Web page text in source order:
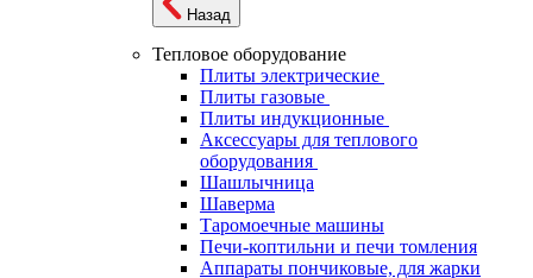
Назад
Тепловое оборудование
Плиты электрические
Плиты газовые
Плиты индукционные
Аксессуары для теплового
оборудования
Шашлычница
Шаверма
Таромоечные машины
Печи-коптильни и печи томления
Аппараты пончиковые, для жарки